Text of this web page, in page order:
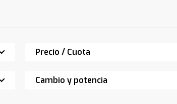
Precio / Cuota
Cambio y potencia